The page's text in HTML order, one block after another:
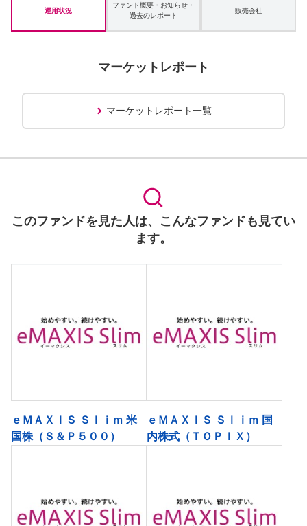
運用状況
ファンド概要・お知らせ・
過去のレポート
販売会社
マーケットレポート
マーケットレポート一覧
このファンドを見た人は、こんなファンドも見てい
ます。
ｅＭＡＸＩＳ Ｓｌｉｍ 米
国株（Ｓ＆Ｐ５００）
ｅＭＡＸＩＳ Ｓｌｉｍ 国
内株式（ＴＯＰＩＸ）